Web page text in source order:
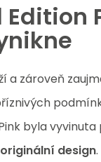
a zároveň
byla
design.